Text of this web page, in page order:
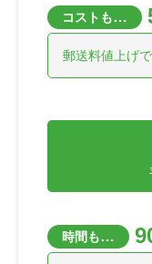
コストも…
郵送料値上げ
時間も…